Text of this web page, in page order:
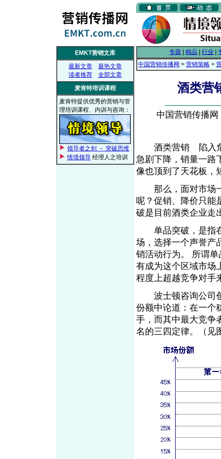
EMKT营销文库
最新文章
最热文章
读者推荐
全部文章
麦肯特培训课程
麦肯特提供优秀的营销与管
理培训课程、内训与咨询：
领导者之剑 － 突破思维
情境领导 经理人之培训
专题 精品 行业
中国营销传播网 > 营销策略 >
酒类营
中国营销传播
酒类营销
陷入
急剧下降，销量一路
像也顶到了天花板，
那么，面对市场一
呢？促销、降价只能
破是目前酒类企业走
单品突破，是指在
场，选择一个声誉产
销活动行为。 所谓
有成为这个区域市场
程度上超越竞争对手
波士顿咨询公司创
份额中论道：在一个
手，而其中最大竞争
名的三四定律。（见